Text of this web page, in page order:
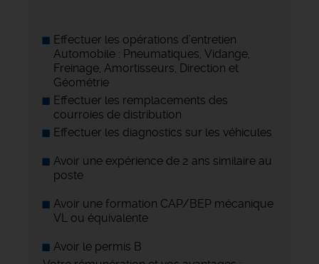
Effectuer les opérations d’entretien
Automobile : Pneumatiques, Vidange,
Freinage, Amortisseurs, Direction et
Géométrie
Effectuer les remplacements des
courroies de distribution
Effectuer les diagnostics sur les véhicules
Avoir une expérience de 2 ans similaire au
poste
Avoir une formation CAP/BEP mécanique
VL ou équivalente
Avoir le permis B